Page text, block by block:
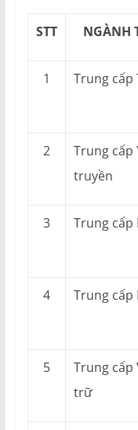
STT NGÀNH
1 Trung cấp
2
Trung cấp
truyền
3 Trung cấp
4 Trung cấp
5
Trung
trữ